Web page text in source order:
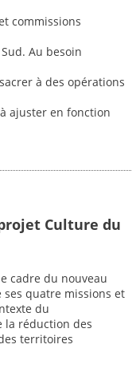
commissions
Au besoin
à des opérations
ajuster en fonction
Culture du
cadre du nouveau
ses quatre missions et
du
la réduction des
territoires